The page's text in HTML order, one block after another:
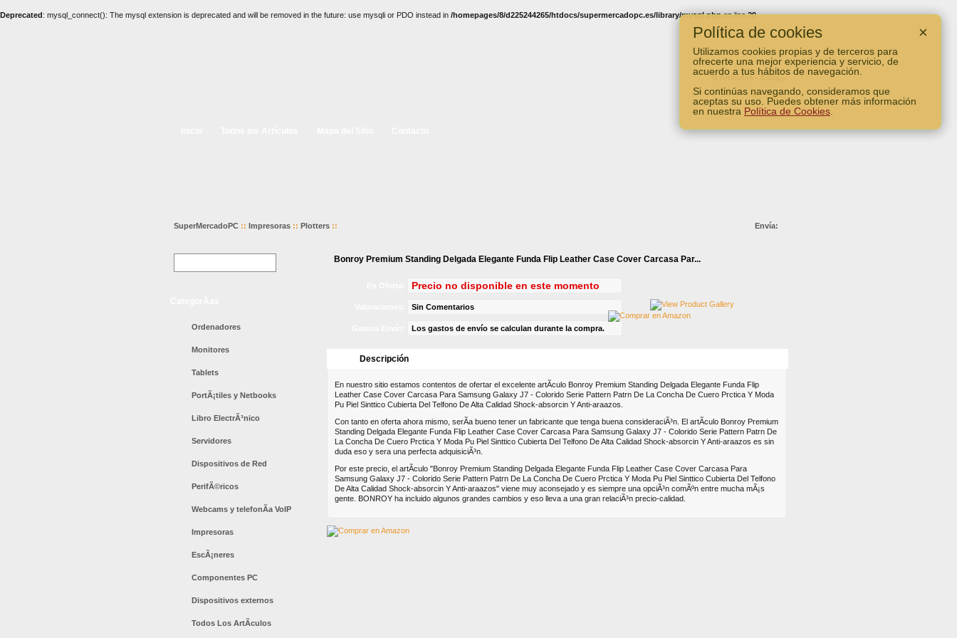
×
Política de cookies
Utilizamos cookies propias y de terceros para
ofrecerte una mejor experiencia y servicio, de
acuerdo a tus hábitos de navegación.
Si continúas navegando, consideramos que
aceptas su uso. Puedes obtener más información
en nuestra Política de Cookies
Deprecated: mysql_connect(): The mysql extension is deprecated and will be removed in the future: use mysqli or PDO instead in /homepages/8/d225244265/htdocs/supermercadopc.es/library/mysql.phpon line29
0 Artículos - 0.00â‚¬
Ver Carro
SuperMercadoPC :: Impresoras :: Plotters :: Envía:
Ordenadores
Monitores
Tablets
PortÃ¡tiles y Netbooks
Libro ElectrÃ³nico
Servidores
Dispositivos de Red
PerifÃ©ricos
Webcams y telefonÃ­a VoIP
Impresoras
EscÃ¡neres
Componentes PC
Dispositivos externos
Todos Los ArtÃ­culos
Bonroy Premium Standing Delgada Elegante Funda Flip Leather Case Cover Carcasa Par...
Precio no disponible en este momento
Sin Comentarios
Los gastos de envío se calculan durante la compra.
Descripción
En nuestro sitio estamos contentos de ofertar el excelente artÃ­culo Bonroy Premium Standing Delgada Elegante Funda Flip
Leather Case Cover Carcasa Para Samsung Galaxy J7 - Colorido Serie Pattern Patrn De La Concha De Cuero Prctica Y Moda
Pu Piel Sinttico Cubierta Del Telfono De Alta Calidad Shock-absorcin Y Anti-araazos.
Con tanto en oferta ahora mismo, serÃ­a bueno tener un fabricante que tenga buena consideraciÃ³n. El artÃ­culo Bonroy Premium
Standing Delgada Elegante Funda Flip Leather Case Cover Carcasa Para Samsung Galaxy J7 - Colorido Serie Pattern Patrn De
La Concha De Cuero Prctica Y Moda Pu Piel Sinttico Cubierta Del Telfono De Alta Calidad Shock-absorcin Y Anti-araazos es sin
duda eso y sera una perfecta adquisiciÃ³n.
Por este precio, el artÃ­culo "Bonroy Premium Standing Delgada Elegante Funda Flip Leather Case Cover Carcasa Para
Samsung Galaxy J7 - Colorido Serie Pattern Patrn De La Concha De Cuero Prctica Y Moda Pu Piel Sinttico Cubierta Del Telfono
De Alta Calidad Shock-absorcin Y Anti-araazos" viene muy aconsejado y es siempre una opciÃ³n comÃºn entre mucha mÃ¡s
gente. BONROY ha incluido algunos grandes cambios y eso lleva a una gran relaciÃ³n precio-calidad.